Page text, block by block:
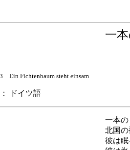
一
Fichtenbaum steht einsam
ドイツ語
一本
北国の
彼は